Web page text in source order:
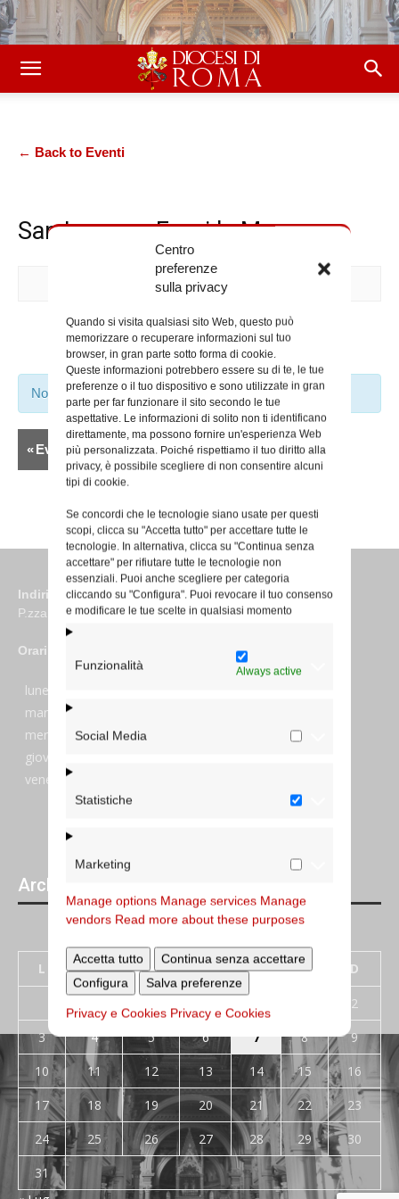
Centro
preferenze
sulla privacy
Quando si visita qualsiasi sito Web, questo può
memorizzare o recuperare informazioni sul tuo
browser, in gran parte sotto forma di cookie.
Queste informazioni potrebbero essere su di te, le tue
preferenze o il tuo dispositivo e sono utilizzate in gran
parte per far funzionare il sito secondo le tue
aspettative. Le informazioni di solito non ti identificano
direttamente, ma possono fornire un'esperienza Web
più personalizzata. Poiché rispettiamo il tuo diritto alla
privacy, è possibile scegliere di non consentire alcuni
tipi di cookie.
Se concordi che le tecnologie siano usate per questi
scopi, clicca su "Accetta tutto" per accettare tutte le
tecnologie. In alternativa, clicca su "Continua senza
accettare" per rifiutare tutte le tecnologie non
essenziali. Puoi anche scegliere per categoria
cliccando su "Configura". Puoi revocare il tuo consenso
e modificare le tue scelte in qualsiasi momento
Funzionalità Always active
Social Media
Statistiche
Marketing
Manage options Manage services Manage
vendors Read more about these purposes
Accetta tutto
Continua senza accettare
Configura
Salva preferenze
Privacy e Cookies Privacy e Cookies
← Back to Eventi
San Lorenzo Fuori le Mura
Prossimi Eventi
Non sono stati trovati risultati.
Elenco
Navigazione
Eventi
«Eventi precedenti
Indirizzo
P.zza S. Giovanni in Laterano 6 00184 Roma
Orari
lunedi:
martedi:
mercoledi:
7:45–13:15 e 14:00-17:30
giovedi:
venerdi:
Archivi giornalieri degli articoli pubblicati
L M M G V S D
2
3
4 5 6 7 8
9
10
11 12 13 14 15
16
17
18 19 20 21 22
23
24
25 26 27 28 29
30
31